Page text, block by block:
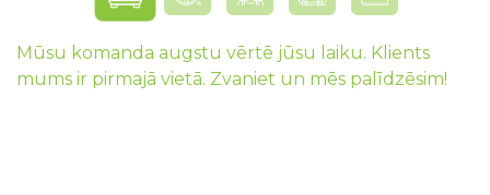
Mūsu komanda augstu vērtē jūsu laiku. Klients
mums ir pirmajā vietā. Zvaniet un mēs palīdzēsim!